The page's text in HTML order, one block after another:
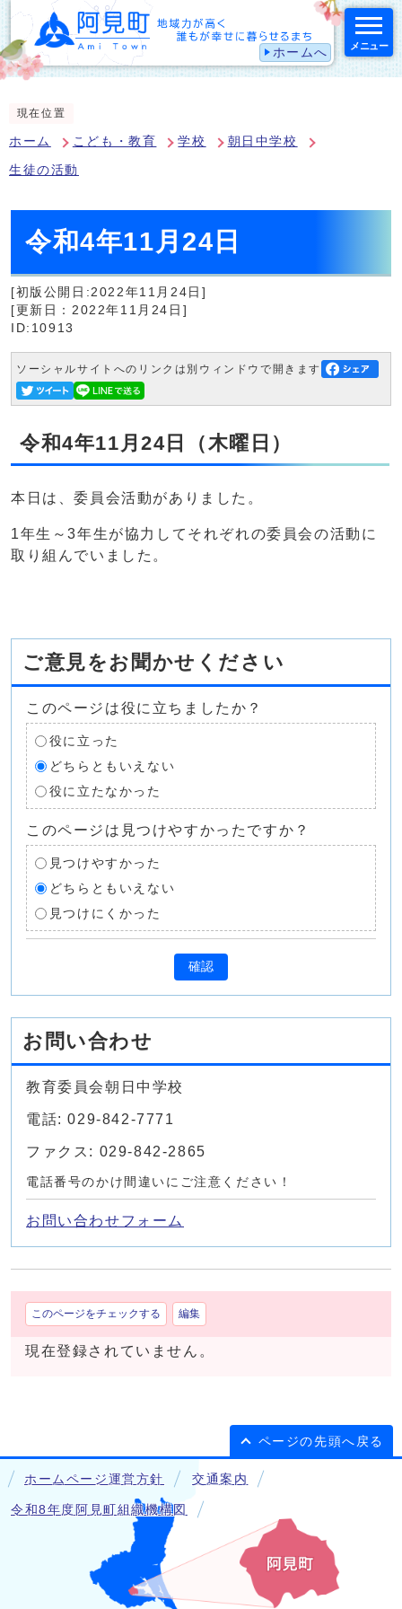
ホームへ メニュー
現在位置
ホーム こども・教育 学校 朝日中学校
生徒の活動
令和4年11月24日
[初版公開日:2022年11月24日]
[更新日：2022年11月24日]
ID:10913
ソーシャルサイトへのリンクは別ウィンドウで開きます
令和4年11月24日（木曜日）
本日は、委員会活動がありました。
1年生～3年生が協力してそれぞれの委員会の活動に
取り組んでいました。
ご意見をお聞かせください
このページは役に立ちましたか？
役に立った
どちらともいえない
役に立たなかった
このページは見つけやすかったですか？
見つけやすかった
どちらともいえない
見つけにくかった
確認
お問い合わせ
教育委員会朝日中学校
電話: 029-842-7771
ファクス: 029-842-2865
電話番号のかけ間違いにご注意ください！
お問い合わせフォーム
このページをチェックする 編集
現在登録されていません。
ページの先頭へ戻る
ホームページ運営方針 交通案内
令和8年度阿見町組織機構図